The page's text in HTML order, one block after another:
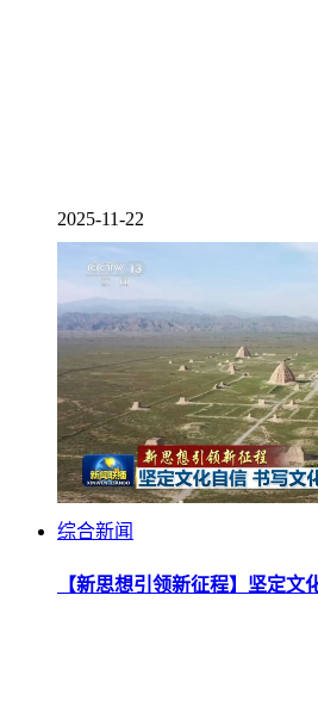
2025-11-22
综合新闻
【新思想引领新征程】坚定文